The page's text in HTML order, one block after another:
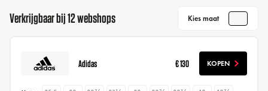
Verkrijgbaar bij 12 webshops Kies maat
Adidas € 130 KOPEN